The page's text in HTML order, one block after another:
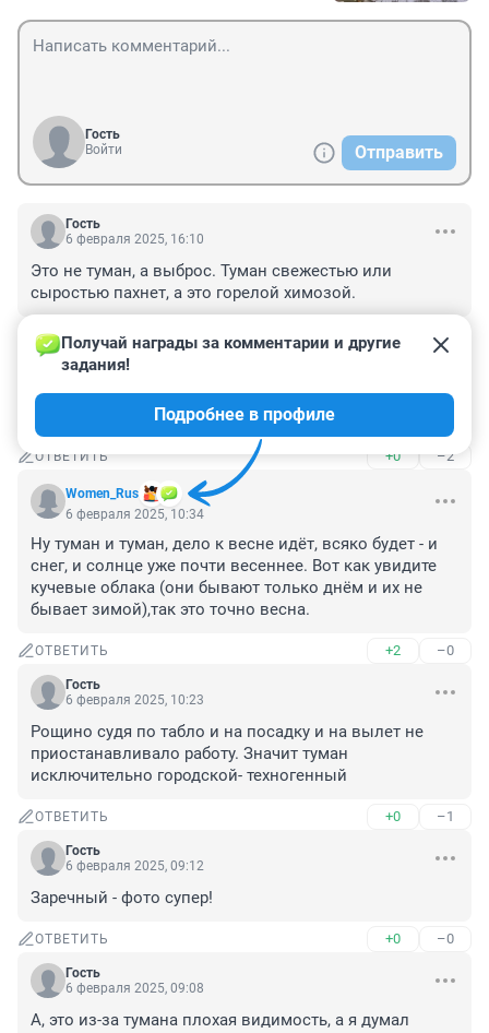
Гость
Войти
Отправить
Гость
6 февраля 2025, 16:10
Это не туман, а выброс. Туман свежестью или
сыростью пахнет, а это горелой химозой.
ОТВЕТИТЬ –0
Гость
Свинский заголовок, хотя это в духе этого портала
ОТВЕТИТЬ +0 –2
Women_Rus
Получай награды за комментарии и другие
задания!
Подробнее в профиле
6 февраля 2025, 10:34
Ну туман и туман, дело к весне идёт, всяко будет - и
снег, и солнце уже почти весеннее. Вот как увидите
кучевые облака (они бывают только днём и их не
бывает зимой),так это точно весна.
ОТВЕТИТЬ +2 –0
Гость
6 февраля 2025, 10:23
Рощино судя по табло и на посадку и на вылет не
приостанавливало работу. Значит туман
исключительно городской- техногенный
ОТВЕТИТЬ +0 –1
Гость
6 февраля 2025, 09:12
Заречный - фото супер!
ОТВЕТИТЬ +0 –0
Гость
6 февраля 2025, 09:08
А, это из-за тумана плохая видимость, а я думал